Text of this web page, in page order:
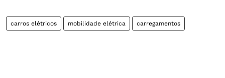
carros elétricos mobilidade elétrica carregamentos